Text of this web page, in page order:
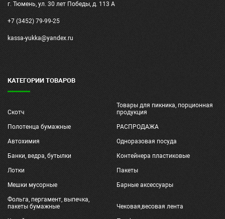
г. Тюмень, ул. 30 лет Победы, д. 113 А
+7 (3452) 79-99-25
kassa-yukka@yandex.ru
КАТЕГОРИИ ТОВАРОВ
Скотч
Товары для пикника, порционная
продукция
Полотенца бумажные РАСПРОДАЖА
Автохимия Одноразовая посуда
Банки, ведра, бутылки Контейнера пластиковые
Лотки Пакеты
Мешки мусорные Барные аксессуары
Фольга, пергамент, выпечка,
пакеты бумажные
Чековая,весовая лента